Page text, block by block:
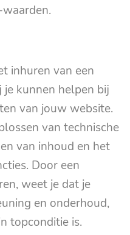
inhuren van een
kunnen helpen bij
van jouw website.
van technische
van inhoud en het
Door een
weet je dat je
en onderhoud,
topconditie is.